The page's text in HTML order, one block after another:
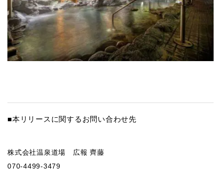
■本リリースに関するお問い合わせ先
株式会社温泉道場 広報 齊藤
070-4499-3479